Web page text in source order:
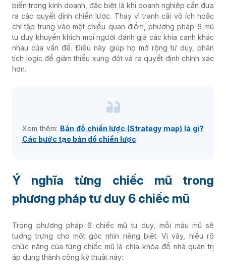
biến trong kinh doanh, đặc biệt là khi doanh nghiệp cần đưa
ra các quyết định chiến lược. Thay vì tranh cãi vô ích hoặc
chỉ tập trung vào một chiều quan điểm, phương pháp 6 mũ
tư duy khuyến khích mọi người đánh giá các khía cạnh khác
nhau của vấn đề. Điều này giúp họ mở rộng tư duy, phân
tích logic để giảm thiểu xung đột và ra quyết định chính xác
hơn.
Xem thêm: Bản đồ chiến lược (Strategy map) là gì?
Các bước tạo bản đồ chiến lược
Ý nghĩa từng chiếc mũ trong
phương pháp tư duy 6 chiếc mũ
Trong phương pháp 6 chiếc mũ tư duy, mỗi màu mũ sẽ
tượng trưng cho một góc nhìn riêng biệt. Vì vậy, hiểu rõ
chức năng của từng chiếc mũ là chìa khóa để nhà quản trị
áp dụng thành công kỹ thuật này: